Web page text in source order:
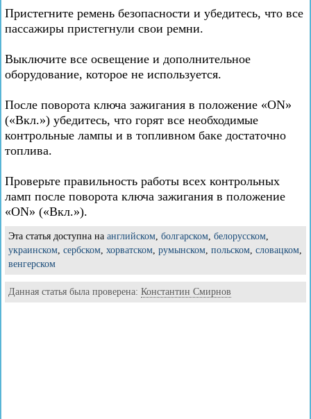
Пристегните ремень безопасности и убедитесь, что все
пассажиры пристегнули свои ремни.
Выключите все освещение и дополнительное
оборудование, которое не используется.
После поворота ключа зажигания в положение «ON»
(«Вкл.») убедитесь, что горят все необходимые
контрольные лампы и в топливном баке достаточно
топлива.
Проверьте правильность работы всех контрольных
ламп после поворота ключа зажигания в положение
«ON» («Вкл.»).
Эта статья доступна на английском, болгарском, белорусском,
украинском, сербском, хорватском, румынском, польском, словацком,
венгерском
Данная статья была проверена: Константин Смирнов